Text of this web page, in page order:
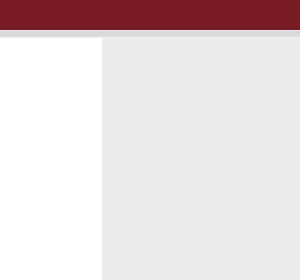
Figueroa CONMUEVE a todos